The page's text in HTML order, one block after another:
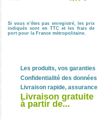
Si vous n’êtes pas enregistré, les prix
indiqués sont en TTC et les frais de
port pour la France métropolitaine.
Les produits, vos garanties
Confidentialité des données
Livraison rapide, assurance
Livraison gratuite
à partir de...